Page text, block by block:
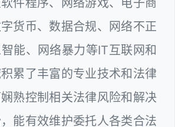
件程序、网络游戏、电子商
货币、数据合规、网络不正
能、网络暴力等IT互联网和
累了丰富的专业技术和法律
熟控制相关法律风险和解决
能有效维护委托人各类合法